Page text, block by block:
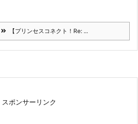
【プリンセスコネクト！Re: ...
スポンサーリンク